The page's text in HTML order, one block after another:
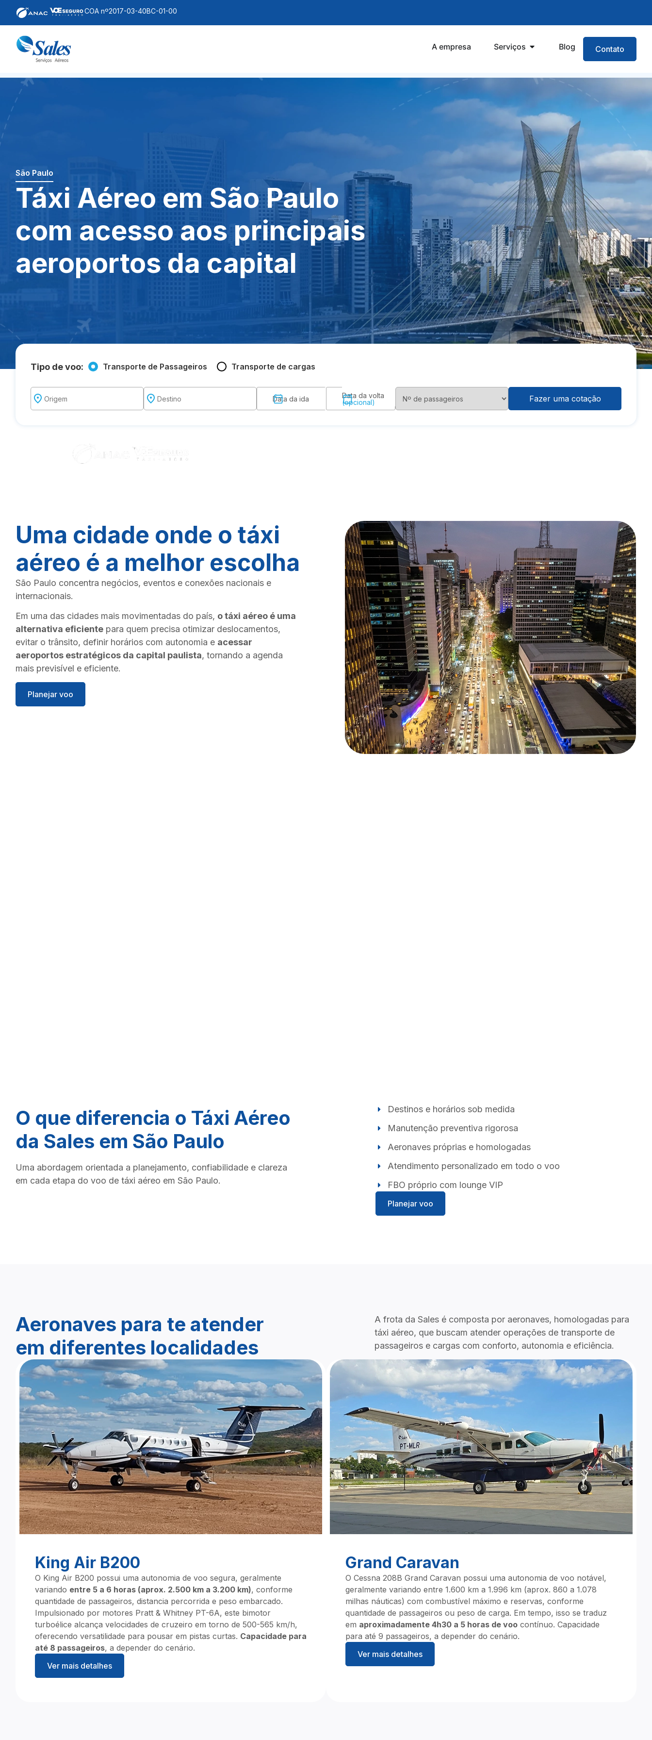
COA nº2017-03-40BC-01-00
A empresa Serviços Blog Contato
São Paulo
Táxi Aéreo em São Paulo
com acesso aos principais
aeroportos da capital
Tipo de voo: Transporte de Passageiros Transporte de cargas
Fazer uma cotação
Uma cidade onde o táxi
aéreo é a melhor escolha
São Paulo concentra negócios, eventos e conexões nacionais e
internacionais.
Em uma das cidades mais movimentadas do país, o táxi aéreo é uma
alternativa eficiente para quem precisa otimizar deslocamentos,
evitar o trânsito, definir horários com autonomia e acessar
aeroportos estratégicos da capital paulista, tornando a agenda
mais previsível e eficiente.
Planejar voo
O que diferencia o Táxi Aéreo
da Sales em São Paulo
Uma abordagem orientada a planejamento, confiabilidade e clareza
em cada etapa do voo de táxi aéreo em São Paulo.
Destinos e horários sob medida
Manutenção preventiva rigorosa
Aeronaves próprias e homologadas
Atendimento personalizado em todo o voo
FBO próprio com lounge VIP
Planejar voo
Aeronaves para te atender
em diferentes localidades
A frota da Sales é composta por aeronaves, homologadas para
táxi aéreo, que buscam atender operações de transporte de
passageiros e cargas com conforto, autonomia e eficiência.
King Air B200
O King Air B200 possui uma autonomia de voo segura, geralmente
variando entre 5 a 6 horas (aprox. 2.500 km a 3.200 km), conforme
quantidade de passageiros, distancia percorrida e peso embarcado.
Impulsionado por motores Pratt & Whitney PT-6A, este bimotor
turboélice alcança velocidades de cruzeiro em torno de 500-565 km/h,
oferecendo versatilidade para pousar em pistas curtas. Capacidade para
até 8 passageiros, a depender do cenário.
Ver mais detalhes
Grand Caravan
O Cessna 208B Grand Caravan possui uma autonomia de voo notável,
geralmente variando entre 1.600 km a 1.996 km (aprox. 860 a 1.078
milhas náuticas) com combustível máximo e reservas, conforme
quantidade de passageiros ou peso de carga. Em tempo, isso se traduz
em aproximadamente 4h30 a 5 horas de voo contínuo. Capacidade
para até 9 passageiros, a depender do cenário.
Ver mais detalhes